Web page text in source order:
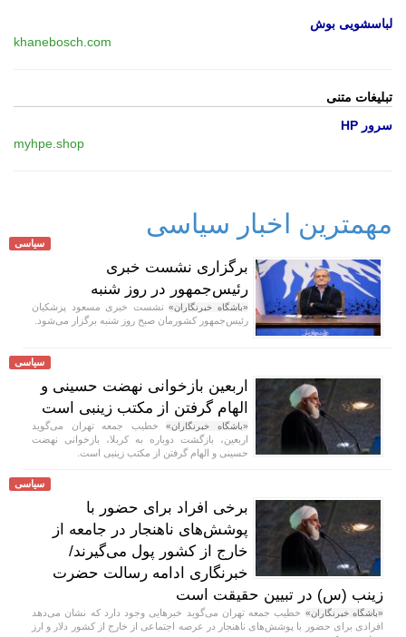
لباسشویی بوش
khanebosch.com
تبلیغات متنی
سرور HP
myhpe.shop
مهمترین اخبار سیاسی
سیاسی
برگزاری نشست خبری
رئیس‌جمهور در روز شنبه
«باشگاه خبرنگاران»نشست خبری مسعود پزشکیان
رئیس‌جمهور کشورمان صبح روز شنبه برگزار می‌شود.
سیاسی
اربعین بازخوانی نهضت حسینی و
الهام گرفتن از مکتب زینبی است
«باشگاه خبرنگاران»خطیب جمعه تهران می‌گوید
اربعین، بازگشت دوباره به کربلا، بازخوانی نهضت
حسینی و الهام گرفتن از مکتب زینبی است.
سیاسی
برخی افراد برای حضور با
پوشش‌های ناهنجار در جامعه از
خارج از کشور پول می‌گیرند/
خبرنگاری ادامه رسالت حضرت
زینب (س) در تبیین حقیقت است
«باشگاه خبرنگاران» خطیب جمعه تهران می‌گوید خبر‌هایی وجود دارد که نشان می‌دهد
افرادی برای حضور با پوشش‌های ناهنجار در عرصه اجتماعی از خارج از کشور دلار و ارز